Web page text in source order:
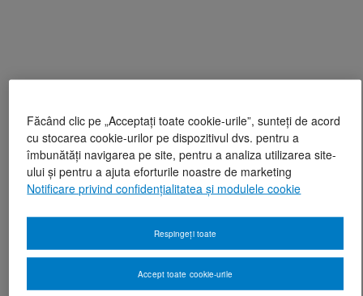
Făcând clic pe „Acceptați toate cookie-urile”, sunteți de acord
cu stocarea cookie-urilor pe dispozitivul dvs. pentru a
îmbunătăți navigarea pe site, pentru a analiza utilizarea site-
ului și pentru a ajuta eforturile noastre de marketing
Notificare privind confidențialitatea și modulele cookie
Respingeți toate
Accept toate cookie-urile